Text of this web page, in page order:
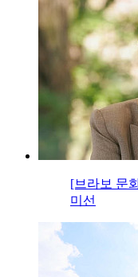
[브라보 문
미선